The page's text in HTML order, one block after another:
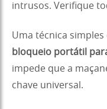
intrusos. Verifique
Uma técnica simples
bloqueio portátil
impede que a
chave universal.